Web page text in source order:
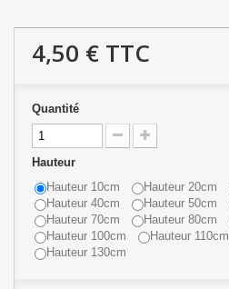
4,50 € TTC
Quantité
Hauteur
Hauteur 10cm
Hauteur 20cm
Hauteur 40cm
Hauteur 50cm
Hauteur 70cm
Hauteur 80cm
Hauteur 100cm
Hauteur 110cm
Hauteur 130cm